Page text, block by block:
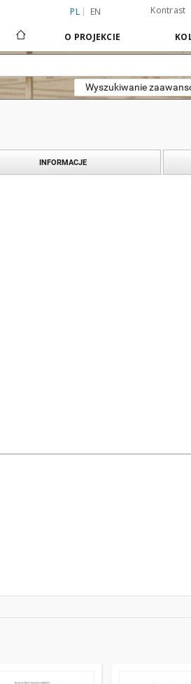
PL EN Kontrast
O PROJEKCIE
Wyszukiwanie
INFORMACJE